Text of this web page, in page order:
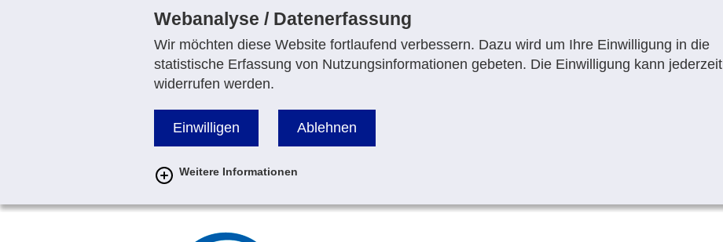
Webanalyse / Datenerfassung
Wir möchten diese Website fortlaufend verbessern. Dazu wird um Ihre Einwilligung in die
statistische Erfassung von Nutzungsinformationen gebeten. Die Einwilligung kann jederzeit
widerrufen werden.
Einwilligen Ablehnen
Weitere Informationen